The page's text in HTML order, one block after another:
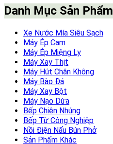
Danh Mục Sản Phẩm
Xe Nước Mía Siêu Sạch
Máy Ép Cam
Máy Ép Miệng Ly
Máy Xay Thịt
Máy Hút Chân Không
Máy Bào Đá
Máy Xay Bột
Máy Nạo Dừa
Bếp Chiên Nhúng
Bếp Từ Công Nghiệp
Nồi Điện Nấu Bún Phở
Sản Phẩm Khác